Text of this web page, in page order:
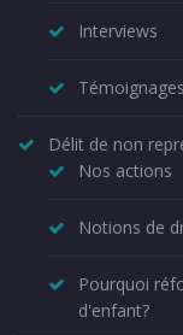
Interviews
Témoignages
Délit de non
Nos actions
Notions de
Pourquoi
d'enfant?